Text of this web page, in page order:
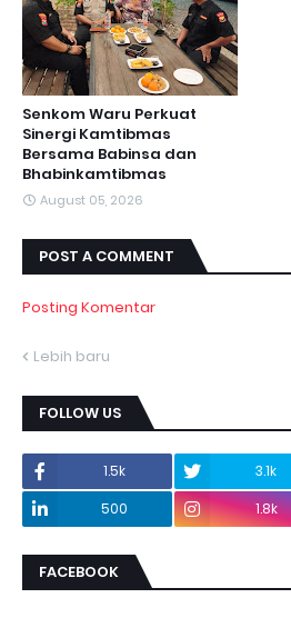
Senkom Waru Perkuat
Sinergi Kamtibmas
Bersama Babinsa dan
Bhabinkamtibmas
August 05, 2026
POST A COMMENT
Posting Komentar
Lebih baru
FOLLOW US
1.5k 3.1k
500
1.8k
FACEBOOK